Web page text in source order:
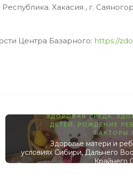
Хакасия , г.
Центра Базарного: https://
ЗДОРОВАЯ СРЕДА,
ДЕТЕЙ
РОЖДЕНИЕ
ФАКТОРЫ
Здоровье матери и
условиях Сибири, Дальнего
Крайнего